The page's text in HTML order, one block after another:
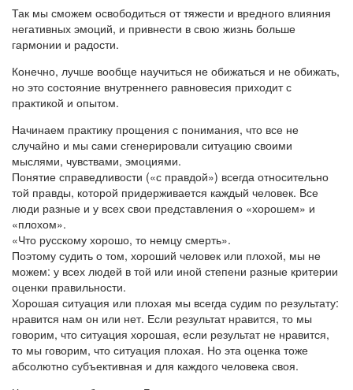
Так мы сможем освободиться от тяжести и вредного влияния
негативных эмоций, и привнести в свою жизнь больше
гармонии и радости.
Конечно, лучше вообще научиться не обижаться и не обижать,
но это состояние внутреннего равновесия приходит с
практикой и опытом.
Начинаем практику прощения с понимания, что все не
случайно и мы сами сгенерировали ситуацию своими
мыслями, чувствами, эмоциями.
Понятие справедливости («с правдой») всегда относительно
той правды, которой придерживается каждый человек. Все
люди разные и у всех свои представления о «хорошем» и
«плохом».
«Что русскому хорошо, то немцу смерть».
Поэтому судить о том, хороший человек или плохой, мы не
можем: у всех людей в той или иной степени разные критерии
оценки правильности.
Хорошая ситуация или плохая мы всегда судим по результату:
нравится нам он или нет. Если результат нравится, то мы
говорим, что ситуация хорошая, если результат не нравится,
то мы говорим, что ситуация плохая. Но эта оценка тоже
абсолютно субъективная и для каждого человека своя.